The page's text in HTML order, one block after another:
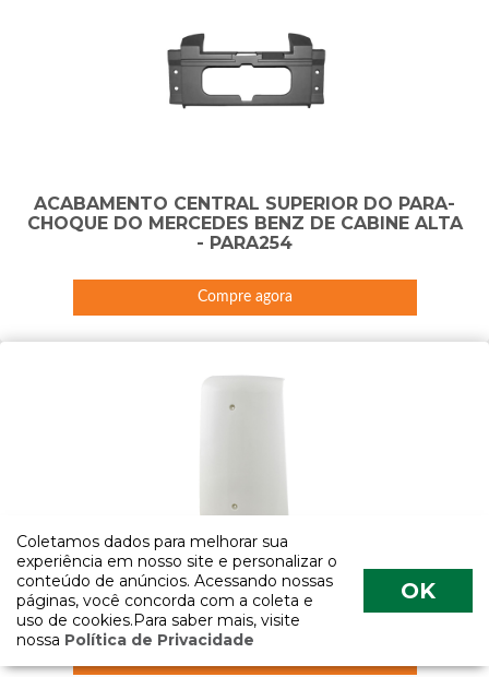
ACABAMENTO CENTRAL SUPERIOR DO PARA-
CHOQUE DO MERCEDES BENZ DE CABINE ALTA
- PARA254
Compre agora
ACABAMENTO DA COLUNA DIANTEIRA DA
CABINE DO DAF LADO DIREITO - ACAB72A-D
Coletamos dados para melhorar sua
experiência em nosso site e personalizar o
conteúdo de anúncios. Acessando nossas
páginas, você concorda com a coleta e
uso de cookies.Para saber mais, visite
nossa Política de Privacidade
OK